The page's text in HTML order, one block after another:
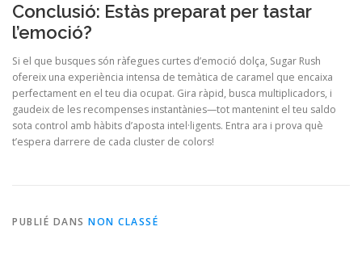
Conclusió: Estàs preparat per tastar
l’emoció?
Si el que busques són ràfegues curtes d’emoció dolça, Sugar Rush
ofereix una experiència intensa de temàtica de caramel que encaixa
perfectament en el teu dia ocupat. Gira ràpid, busca multiplicadors, i
gaudeix de les recompenses instantànies—tot mantenint el teu saldo
sota control amb hàbits d’aposta intel·ligents. Entra ara i prova què
t’espera darrere de cada cluster de colors!
PUBLIÉ DANS NON CLASSÉ